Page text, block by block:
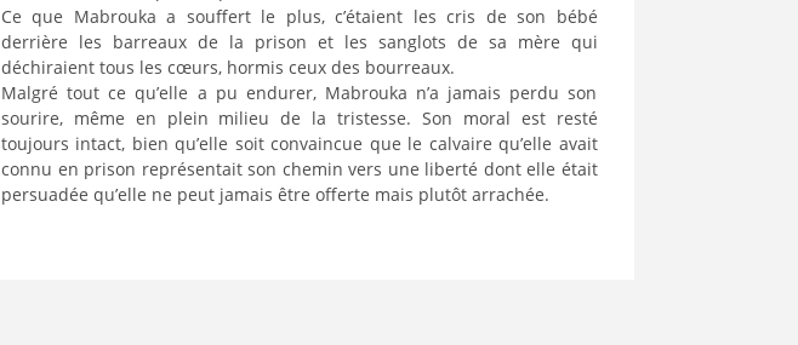
Ce que Mabrouka a souffert le plus, c’étaient les cris de son bébé
derrière les barreaux de la prison et les sanglots de sa mère qui
déchiraient tous les cœurs, hormis ceux des bourreaux.
Malgré tout ce qu’elle a pu endurer, Mabrouka n’a jamais perdu son
sourire, même en plein milieu de la tristesse. Son moral est resté
toujours intact, bien qu’elle soit convaincue que le calvaire qu’elle avait
connu en prison représentait son chemin vers une liberté dont elle était
persuadée qu’elle ne peut jamais être offerte mais plutôt arrachée.